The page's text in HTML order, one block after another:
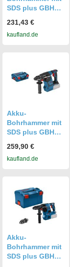
SDS plus GBH
BOXX 238
231,43 €
kaufland.de
Akku-
Bohrhammer mit
SDS plus GBH
BOXX
259,90 €
kaufland.de
Akku-
Bohrhammer mit
SDS plus GBH